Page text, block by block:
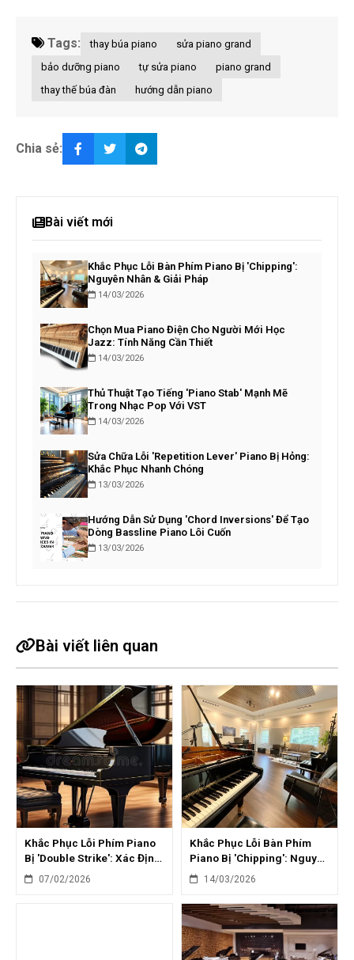
Tags: thay búa piano
sửa piano grand
bảo dưỡng piano
tự sửa piano
piano grand
thay thế búa đàn
hướng dẫn piano
Chia sẻ:
Bài viết mới
Khắc Phục Lỗi Bàn Phím Piano Bị 'Chipping':
Nguyên Nhân & Giải Pháp
14/03/2026
Chọn Mua Piano Điện Cho Người Mới Học
Jazz: Tính Năng Cần Thiết
14/03/2026
Thủ Thuật Tạo Tiếng 'Piano Stab' Mạnh Mẽ
Trong Nhạc Pop Với VST
14/03/2026
Sửa Chữa Lỗi 'Repetition Lever' Piano Bị Hỏng:
Khắc Phục Nhanh Chóng
13/03/2026
Hướng Dẫn Sử Dụng 'Chord Inversions' Để Tạo
Dòng Bassline Piano Lôi Cuốn
13/03/2026
Bài viết liên quan
Khắc Phục Lỗi Phím Piano
Bị 'Double Strike': Xác Định
Và Sửa Lỗi
07/02/2026
Khắc Phục Lỗi Bàn Phím
Piano Bị 'Chipping': Nguyên
Nhân & Giải Pháp
14/03/2026